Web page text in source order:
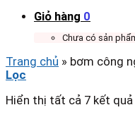
Giỏ hàng 0
Chưa có sản
Trang chủ » bơm công
Lọc
Hiển thị tất cả 7 kết quả